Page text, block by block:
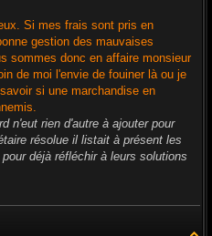
Si mes frais sont pris en
gestion des mauvaises
sommes donc en affaire monsieur
de moi l'envie de fouiner là ou je
si une marchandise en
n'eut rien d'autre à ajouter pour
résolue il listait à présent les
déjà réfléchir à leurs solutions